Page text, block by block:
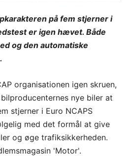
på fem stjerner i
er igen hævet. Både
og den automatiske
organisationen igen skruen,
nye biler at
stjerner i Euro NCAPS
med det formål at give
og øge trafiksikkerheden.
'Motor'.